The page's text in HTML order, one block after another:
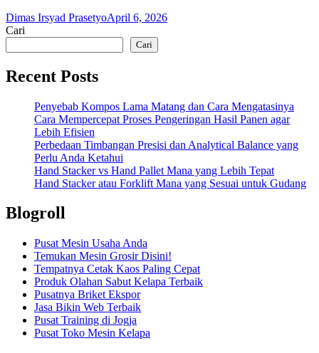
Dimas Irsyad PrasetyoApril 6, 2026
Cari
Cari
Recent Posts
Penyebab Kompos Lama Matang dan Cara Mengatasinya
Cara Mempercepat Proses Pengeringan Hasil Panen agar
Lebih Efisien
Perbedaan Timbangan Presisi dan Analytical Balance yang
Perlu Anda Ketahui
Hand Stacker vs Hand Pallet Mana yang Lebih Tepat
Hand Stacker atau Forklift Mana yang Sesuai untuk Gudang
Blogroll
Pusat Mesin Usaha Anda
Temukan Mesin Grosir Disini!
Tempatnya Cetak Kaos Paling Cepat
Produk Olahan Sabut Kelapa Terbaik
Pusatnya Briket Ekspor
Jasa Bikin Web Terbaik
Pusat Training di Jogja
Pusat Toko Mesin Kelapa